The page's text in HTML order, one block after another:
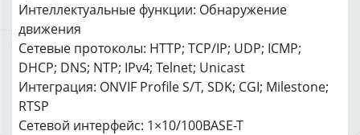
Интеллектуальные функции: Обнаружение
движения
Сетевые протоколы: HTTP; TCP/IP; UDP; ICMP;
DHCP; DNS; NTP; IPv4; Telnet; Unicast
Интеграция: ONVIF Proﬁle S/T, SDK; CGI; Milestone;
RTSP
Сетевой интерфейс: 1×10/100BASE-T